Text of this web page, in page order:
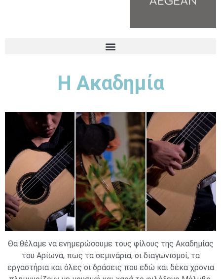
H Ακαδημία
Θα θέλαμε να ενημερώσουμε τους φίλους της Ακαδημίας
του Αρίωνα, πως τα σεμινάρια, οι διαγωνισμοί, τα
εργαστήρια και όλες οι δράσεις που εδώ και δέκα χρόνια